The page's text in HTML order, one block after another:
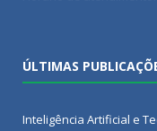
ÚLTIMAS
Inteligência Artificial e